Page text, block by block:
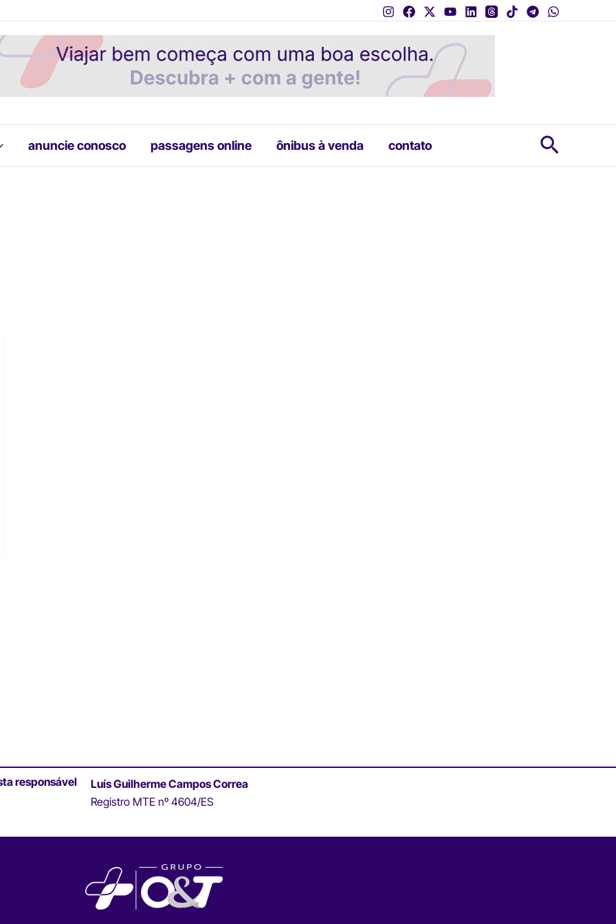
anuncie conosco passagens online ônibus à venda contato
responsável
Luís Guilherme Campos Correa
Registro MTE nº 4604/ES